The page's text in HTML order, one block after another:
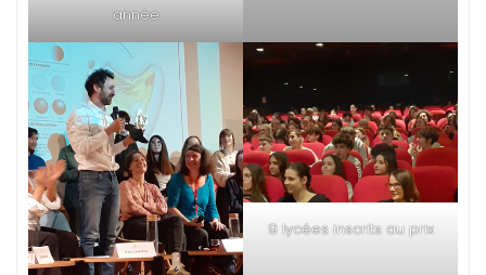
année
9 lycées inscrits au prix